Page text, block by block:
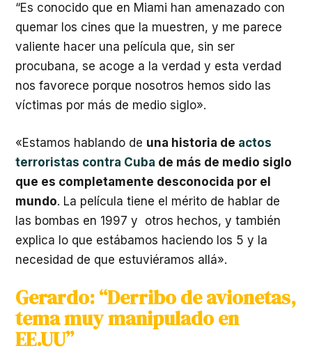
“Es conocido que en Miami han amenazado con
quemar los cines que la muestren, y me parece
valiente hacer una película que, sin ser
procubana, se acoge a la verdad y esta verdad
nos favorece porque nosotros hemos sido las
víctimas por más de medio siglo».
«Estamos hablando de una historia de actos
terroristas contra Cuba de más de medio siglo
que es completamente desconocida por el
mundo. La película tiene el mérito de hablar de
las bombas en 1997 y otros hechos, y también
explica lo que estábamos haciendo los 5 y la
necesidad de que estuviéramos allá».
Gerardo: “Derribo de avionetas,
tema muy manipulado en
EE.UU”